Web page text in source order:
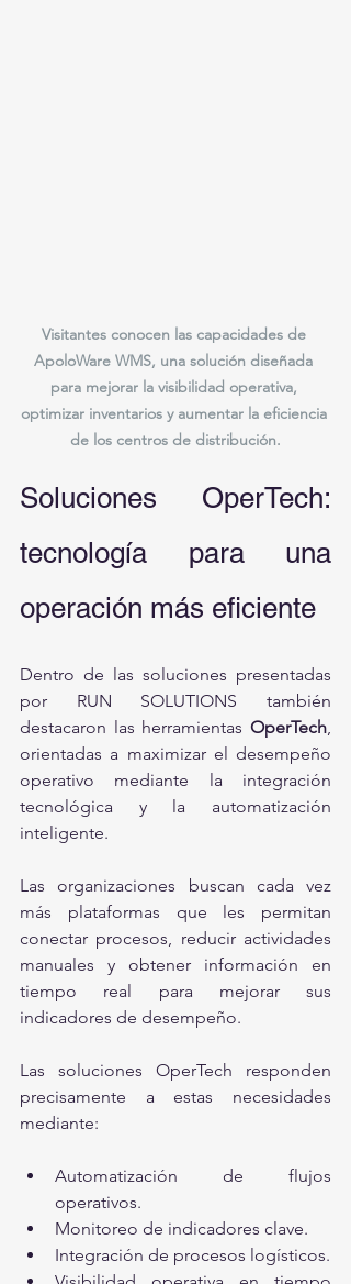
Visitantes conocen las capacidades de
ApoloWare WMS, una solución diseñada
para mejorar la visibilidad operativa,
optimizar inventarios y aumentar la eficiencia
de los centros de distribución.
Soluciones OperTech:
tecnología para una
operación más eficiente
Dentro de las soluciones presentadas
por RUN SOLUTIONS también
destacaron las herramientas OperTech,
orientadas a maximizar el desempeño
operativo mediante la integración
tecnológica y la automatización
inteligente.
Las organizaciones buscan cada vez
más plataformas que les permitan
conectar procesos, reducir actividades
manuales y obtener información en
tiempo real para mejorar sus
indicadores de desempeño.
Las soluciones OperTech responden
precisamente a estas necesidades
mediante:
Automatización de flujos
operativos.
Monitoreo de indicadores clave.
Integración de procesos logísticos.